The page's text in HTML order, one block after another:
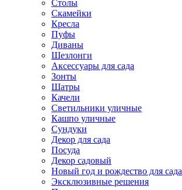
Столы
Скамейки
Кресла
Пуфы
Диваны
Шезлонги
Аксессуары для сада
Зонты
Шатры
Качели
Cветильники уличные
Кашпо уличные
Сундуки
Декор для сада
Посуда
Декор садовый
Новый год и рождество для сада
Эксклюзивные решения